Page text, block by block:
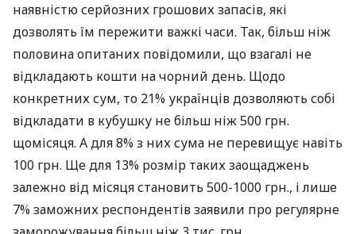
наявністю серйозних грошових запасів, які
дозволять їм пережити важкі часи. Так, більш ніж
половина опитаних повідомили, що взагалі не
відкладають кошти на чорний день. Щодо
конкретних сум, то 21% українців дозволяють собі
відкладати в кубушку не більш ніж 500 грн.
щомісяця. А для 8% з них сума не перевищує навіть
100 грн. Ще для 13% розмір таких заощаджень
залежно від місяця становить 500-1000 грн., і лише
7% заможних респондентів заявили про регулярне